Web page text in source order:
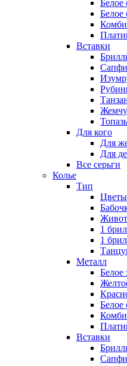
Белое
Белое
Вставки
Для кого
Для
Для
Все серьги
Колье
Тип
Цветы
1
1
Металл
Белое
Белое
Вставки